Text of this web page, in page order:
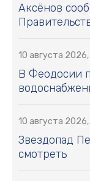
Аксёнов
10 августа
В Феодосии
10 августа
Звездопад
смотреть